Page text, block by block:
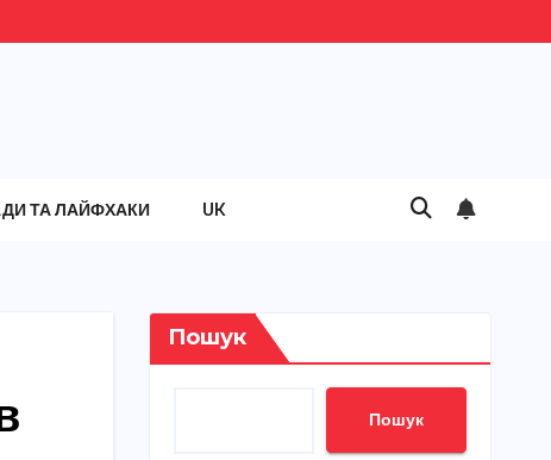
ТА ЛАЙФХАКИ UK
Пошук
Пошук